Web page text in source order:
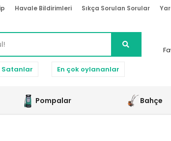
Havale Bildirimleri Sıkça Sorulan Sorular
Satanlar En çok oylananlar
Pompalar Bahçe